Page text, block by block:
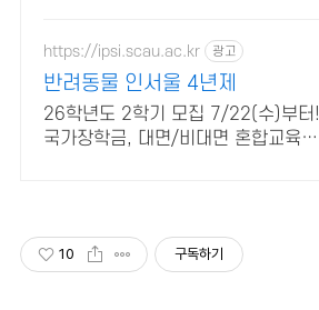
https://ipsi.scau.ac.kr 광고
반려동물 인서울 4년제
26학년도 2학기 모집 7/22(수)부터!
국가장학금, 대면/비대면 혼합교육
10 구독하기